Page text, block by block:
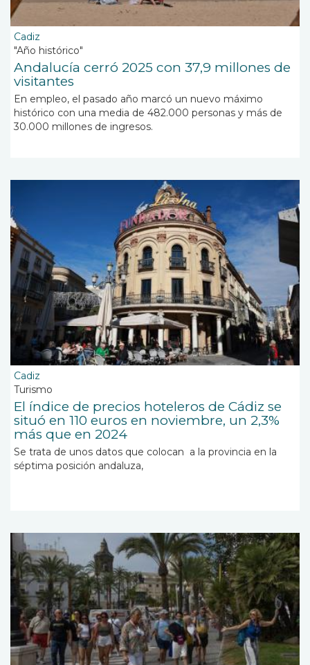
Cadiz
"Año histórico"
Andalucía cerró 2025 con 37,9 millones de
visitantes
En empleo, el pasado año marcó un nuevo máximo
histórico con una media de 482.000 personas y más de
30.000 millones de ingresos.
Cadiz
Turismo
El índice de precios hoteleros de Cádiz se
situó en 110 euros en noviembre, un 2,3%
más que en 2024
Se trata de unos datos que colocan a la provincia en la
séptima posición andaluza,